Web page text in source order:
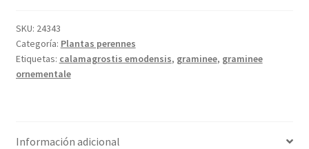
SKU: 24343
Categoría: Plantas perennes
Etiquetas: calamagrostis emodensis, graminee, graminee
ornementale
Información adicional